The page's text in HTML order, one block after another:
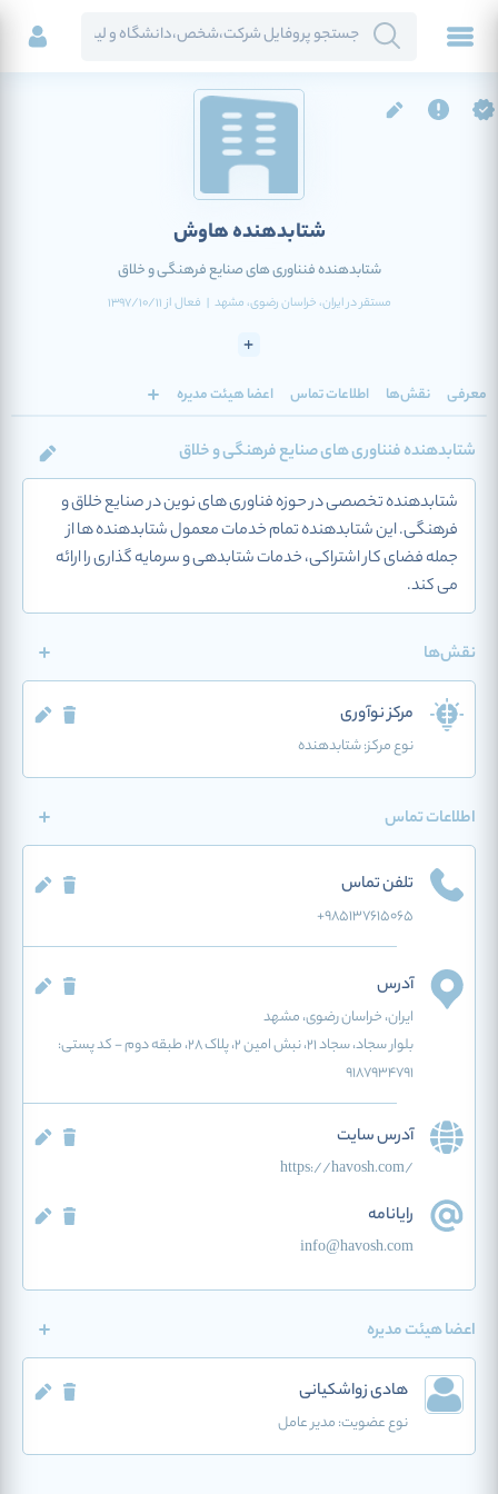
شتابدهنده هاوش
شتابدهنده فنناوری های صنایع فرهنگی و خلاق
مستقر درایران، خراسان رضوی، مشهد | فعالاز1397/10/11
معرفی نقش‌ها اطلاعات تماس اعضا هیئت مدیره
شتابدهنده فنناوری های صنایع فرهنگی و خلاق
شتابدهنده تخصصی در حوزه فناوری های نوین در صنایع خلاق و
فرهنگی. این شتابدهنده تمام خدمات معمول شتابدهنده ها از
جمله فضای کار اشتراکی، خدمات شتابدهی و سرمایه گذاری را ارائه
می کند.
نقش‌ها
مرکز نوآوری
نوع مرکز:شتابدهنده
اطلاعات تماس
تلفن تماس
+98۵۱۳۷۶۱۵۰۶۵
آدرس
ایران، خراسان رضوی، مشهد
بلوار سجاد، سجاد ۲۱، نبش امین ۲، پلاک ۲۸، طبقه دوم - کد پستی:
۹۱۸۷۹۳۴۷۹۱
آدرس سایت
https://havosh.com/
رایانامه
info@havosh.com
اعضا هیئت مدیره
هادی زواشکیانی
نوع عضویت:مدیر عامل